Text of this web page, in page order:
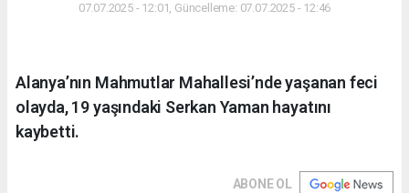
07.07.2025 - 12:01, Güncelleme: 07.07.2025 - 12:46
Alanya’nın Mahmutlar Mahallesi’nde yaşanan feci
olayda, 19 yaşındaki Serkan Yaman hayatını
kaybetti.
ABONE OL